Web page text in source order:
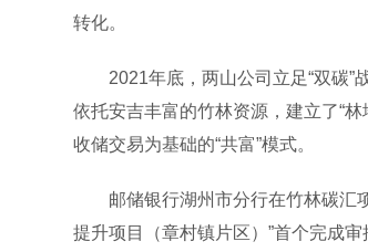
转化。
2021年底，两山公司立足“双碳”
依托安吉丰富的竹林资源，建立了“
收储交易为基础的“共富”模式。
邮储银行湖州市分行在竹林碳汇项
提升项目（章村镇片区）”首个完成